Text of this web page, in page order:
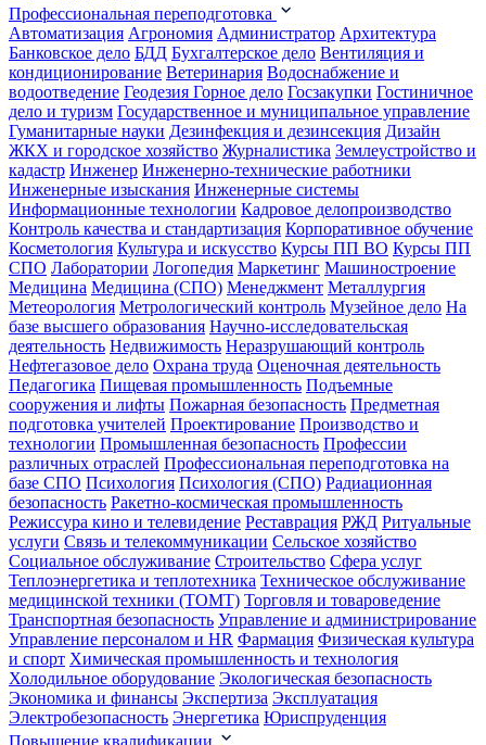
Профессиональная переподготовка
Автоматизация Агрономия Администратор Архитектура
Банковское дело БДД Бухгалтерское дело Вентиляция и
кондиционирование Ветеринария Водоснабжение и
водоотведение Геодезия Горное дело Госзакупки Гостиничное
дело и туризм Государственное и муниципальное управление
Гуманитарные науки Дезинфекция и дезинсекция Дизайн
ЖКХ и городское хозяйство Журналистика Землеустройство и
кадастр Инженер Инженерно-технические работники
Инженерные изыскания Инженерные системы
Информационные технологии Кадровое делопроизводство
Контроль качества и стандартизация Корпоративное обучение
Косметология Культура и искусство Курсы ПП ВО Курсы ПП
СПО Лаборатории Логопедия Маркетинг Машиностроение
Медицина Медицина (СПО) Менеджмент Металлургия
Метеорология Метрологический контроль Музейное дело На
базе высшего образования Научно-исследовательская
деятельность Недвижимость Неразрушающий контроль
Нефтегазовое дело Охрана труда Оценочная деятельность
Педагогика Пищевая промышленность Подъемные
сооружения и лифты Пожарная безопасность Предметная
подготовка учителей Проектирование Производство и
технологии Промышленная безопасность Профессии
различных отраслей Профессиональная переподготовка на
базе СПО Психология Психология (СПО) Радиационная
безопасность Ракетно-космическая промышленность
Режиссура кино и телевидение Реставрация РЖД Ритуальные
услуги Связь и телекоммуникации Сельское хозяйство
Социальное обслуживание Строительство Сфера услуг
Теплоэнергетика и теплотехника Техническое обслуживание
медицинской техники (ТОМТ) Торговля и товароведение
Транспортная безопасность Управление и администрирование
Управление персоналом и HR Фармация Физическая культура
и спорт Химическая промышленность и технология
Холодильное оборудование Экологическая безопасность
Экономика и финансы Экспертиза Эксплуатация
Электробезопасность Энергетика Юриспруденция
Повышение квалификации